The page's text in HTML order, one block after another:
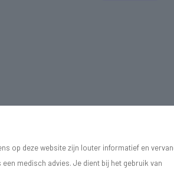
op deze website zijn louter informatief en
een medisch advies. Je dient bij het gebruik van